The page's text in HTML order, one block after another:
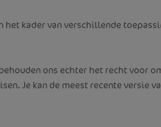
het kader van verschillende
ons echter het recht voor
Je kan de meest recente versie